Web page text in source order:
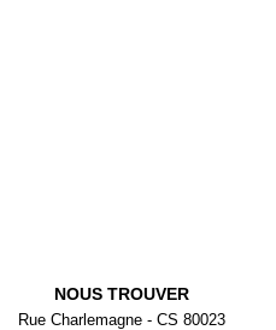
NOUS TROUVER
Rue Charlemagne - CS 80023